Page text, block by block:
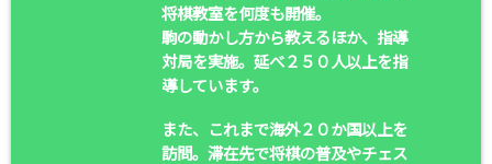
将棋教室を何度も開催。
駒の動かし方から教えるほか、指導
対局を実施。延べ２５０人以上を指
導しています。
また、これまで海外２０か国以上を
訪問。滞在先で将棋の普及やチェス